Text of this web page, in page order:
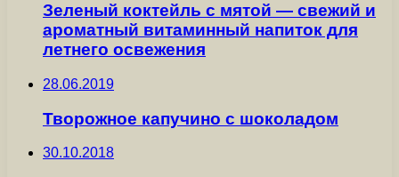
Зеленый коктейль с мятой — свежий и
ароматный витаминный напиток для
летнего освежения
28.06.2019
Творожное капучино с шоколадом
30.10.2018